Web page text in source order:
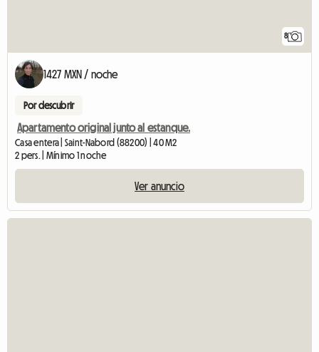
8
1427 MXN / noche
Por descubrir
Apartamento original junto al estanque.
Casa entera | Saint-Nabord (88200) | 40 M2
2 pers. | Mínimo 1 noche
Ver anuncio